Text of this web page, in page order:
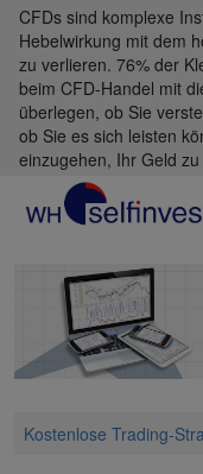
CFDs sind komplexe
Hebelwirkung mit dem
zu verlieren. 76% der
beim CFD-Handel mit
überlegen, ob Sie
ob Sie es sich leisten
einzugehen, Ihr Geld
Kostenlose Trading-